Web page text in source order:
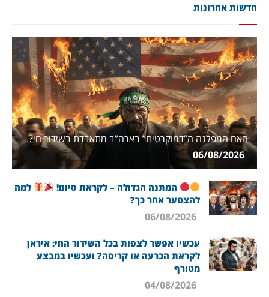
חדשות אחרונות
האם המפלגה ה”דמוקרטית” בארה”ב מתאבדת בשידור חי?
06/08/2026
המתנה הגדולה – לקראת סיום!
למה
להצטער אחר כך?
עכשיו אפשר לצפות בכל השידור החי: איראן
לקראת הכרעה או קריסה? ועכשיו במבצע
מטורף